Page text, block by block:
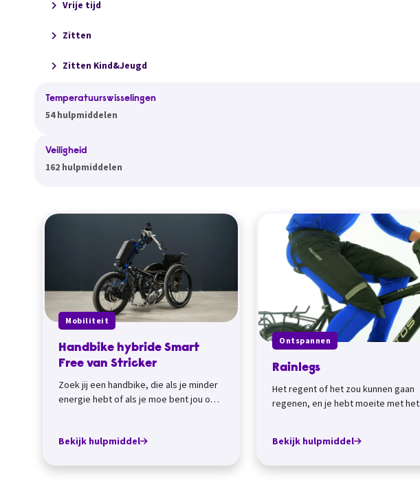
Vrije tijd
Zitten
Zitten Kind&Jeugd
Temperatuurswisselingen
54 hulpmiddelen
Veiligheid
162 hulpmiddelen
Mobiliteit
Handbike hybride Smart
Free van Stricker
Zoek jij een handbike, die als je minder
energie hebt of als je moe bent jou ook
Bekijk hulpmiddel
Ontspannen
Rainlegs
Het regent of het zou kunnen gaan
regenen, en je hebt moeite met het
Bekijk hulpmiddel